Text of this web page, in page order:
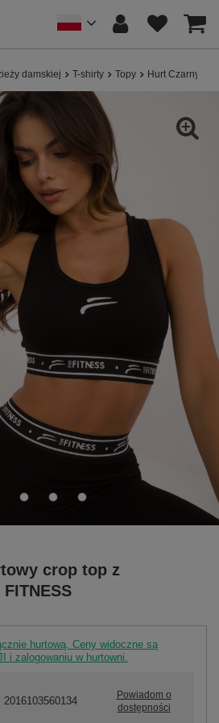
damskiej T-shirty Topy Hurt Czarny
crop top z
hurtową. Ceny widoczne są
i zalogowaniu w hurtowni.
2016103560134
Powiadom o
dostępności